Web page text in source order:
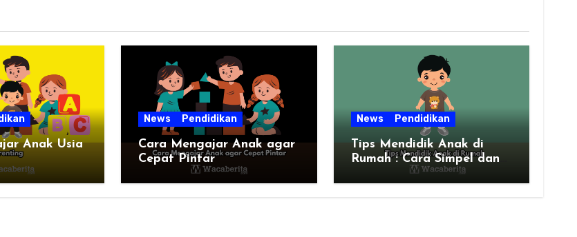
Anak Usia
News Pendidikan
Cara Mengajar Anak agar
Cepat Pintar
News Pendidikan
Tips Mendidik Anak di
Rumah : Cara Simpel dan
Efektif untuk Orang Tua
Zaman Sekarang